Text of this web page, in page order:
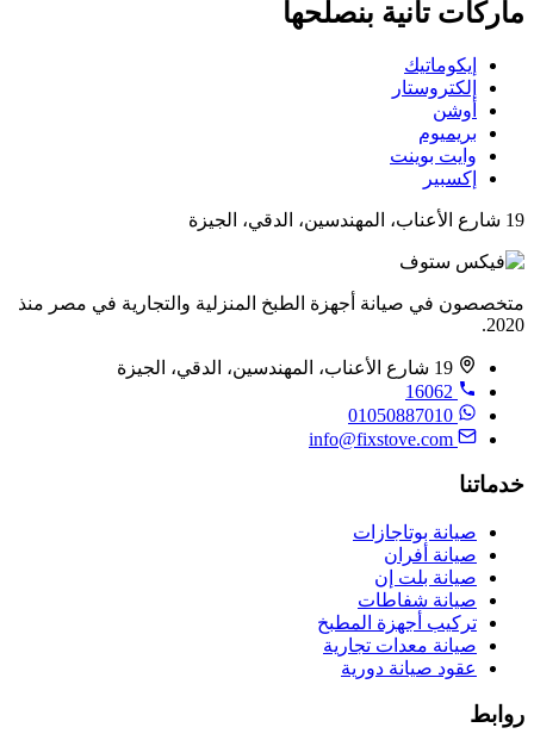
ماركات تانية بنصلحها
إيكوماتيك
إلكتروستار
أوشن
بريميوم
وايت بوينت
إكسبير
19 شارع الأعناب، المهندسين، الدقي، الجيزة
متخصصون في صيانة أجهزة الطبخ المنزلية والتجارية في مصر منذ
2020.
19 شارع الأعناب، المهندسين، الدقي، الجيزة
16062
01050887010
info@fixstove.com
خدماتنا
صيانة بوتاجازات
صيانة أفران
صيانة بلت إن
صيانة شفاطات
تركيب أجهزة المطبخ
صيانة معدات تجارية
عقود صيانة دورية
روابط